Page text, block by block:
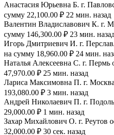
Анастасия Юрьевна Б. г.
сумму 22,100.00 ₽ 22 мин. назад
Валентин Владиславович К. г.
сумму 146,300.00 ₽ 23 мин.
Игорь Дмитриевич И. г.
на сумму 18,960.00 ₽ 24 мин.
Наталья Алексеевна С. г. Пермь
47,970.00 ₽ 25 мин. назад
Лариса Максимовна П. г.
193,080.00 ₽ 3 мин. назад
Андрей Николаевич П. г.
29,000.00 ₽ 1 мин. назад
Захар Михайлович О. г. Реутов
32,000.00 ₽ 30 сек. назад